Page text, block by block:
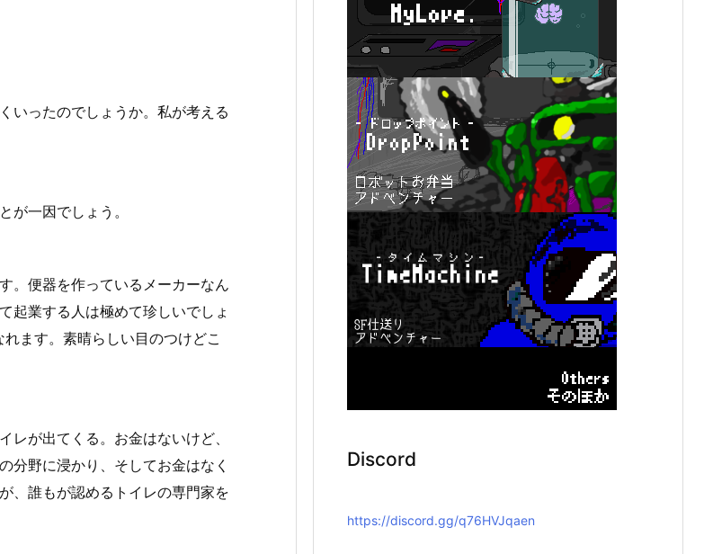
いったのでしょうか。私が考える
が一因でしょう。
。便器を作っているメーカーなん
起業する人は極めて珍しいでしょ
ます。素晴らしい目のつけどこ
が出てくる。お金はないけど、
分野に浸かり、そしてお金はなく
、誰もが認めるトイレの専門家を
Discord
https://discord.gg/q76HVJqaen